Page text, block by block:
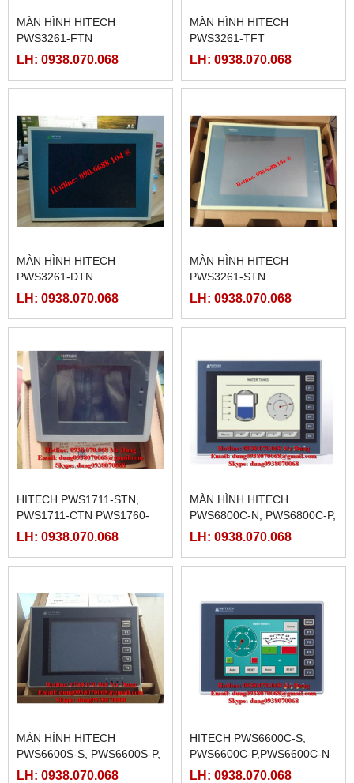
MÀN HÌNH HITECH
PWS3261-FTN
LH: 0938.070.068
MÀN HÌNH HITECH
PWS3261-TFT
LH: 0938.070.068
MÀN HÌNH HITECH
PWS3261-DTN
LH: 0938.070.068
MÀN HÌNH HITECH
PWS3261-STN
LH: 0938.070.068
HITECH PWS1711-STN,
PWS1711-CTN PWS1760-
STN, PWS1760-CTN,
DTN, PWS3261-TFT
LH: 0938.070.068
MÀN HÌNH HITECH
PWS6800C-N, PWS6800C-P,
PWS6A00T-N,PWS6A00T-P
LH: 0938.070.068
MÀN HÌNH HITECH
PWS6600S-S, PWS6600S-P,
PWS6600S-N
LH: 0938.070.068
HITECH PWS6600C-S,
PWS6600C-P,PWS6600C-N
LH: 0938.070.068